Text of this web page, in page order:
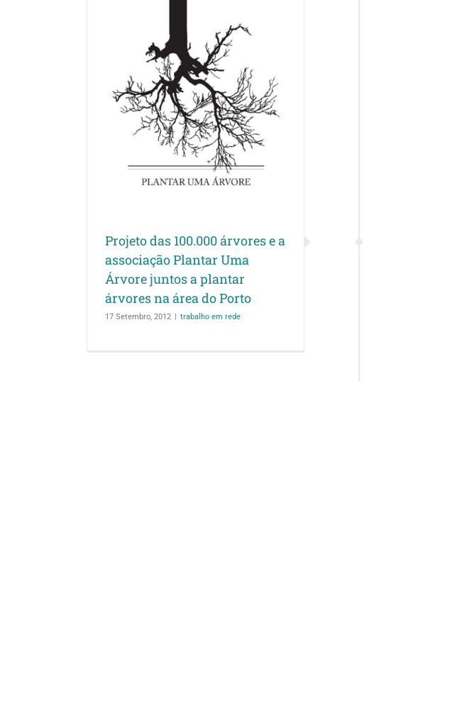
Projeto das 100.000 árvores e a
associação Plantar Uma
Árvore juntos a plantar
árvores na área do Porto
17 Setembro, 2012 | trabalho em rede